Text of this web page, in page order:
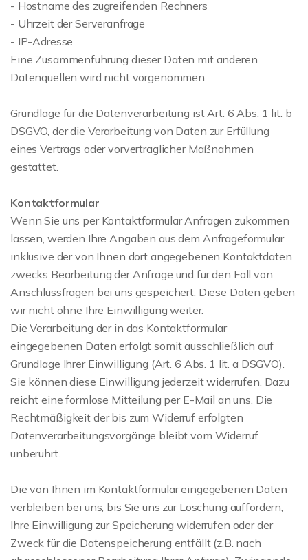
- Hostname des zugreifenden Rechners
- Uhrzeit der Serveranfrage
- IP-Adresse
Eine Zusammenführung dieser Daten mit anderen
Datenquellen wird nicht vorgenommen.
Grundlage für die Datenverarbeitung ist Art. 6 Abs. 1 lit. b
DSGVO, der die Verarbeitung von Daten zur Erfüllung
eines Vertrags oder vorvertraglicher Maßnahmen
gestattet.
Kontaktformular
Wenn Sie uns per Kontaktformular Anfragen zukommen
lassen, werden Ihre Angaben aus dem Anfrageformular
inklusive der von Ihnen dort angegebenen Kontaktdaten
zwecks Bearbeitung der Anfrage und für den Fall von
Anschlussfragen bei uns gespeichert. Diese Daten geben
wir nicht ohne Ihre Einwilligung weiter.
Die Verarbeitung der in das Kontaktformular
eingegebenen Daten erfolgt somit ausschließlich auf
Grundlage Ihrer Einwilligung (Art. 6 Abs. 1 lit. a DSGVO).
Sie können diese Einwilligung jederzeit widerrufen. Dazu
reicht eine formlose Mitteilung per E-Mail an uns. Die
Rechtmäßigkeit der bis zum Widerruf erfolgten
Datenverarbeitungsvorgänge bleibt vom Widerruf
unberührt.
Die von Ihnen im Kontaktformular eingegebenen Daten
verbleiben bei uns, bis Sie uns zur Löschung auffordern,
Ihre Einwilligung zur Speicherung widerrufen oder der
Zweck für die Datenspeicherung entfällt (z.B. nach